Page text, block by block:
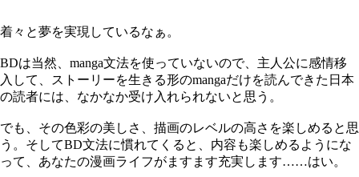
着々と夢を実現しているなぁ。
BDは当然、manga文法を使っていないので、主人公に感情移
入して、ストーリーを生きる形のmangaだけを読んできた日本
の読者には、なかなか受け入れられないと思う。
でも、その色彩の美しさ、描画のレベルの高さを楽しめると思
う。そしてBD文法に慣れてくると、内容も楽しめるようにな
って、あなたの漫画ライフがますます充実します……はい。